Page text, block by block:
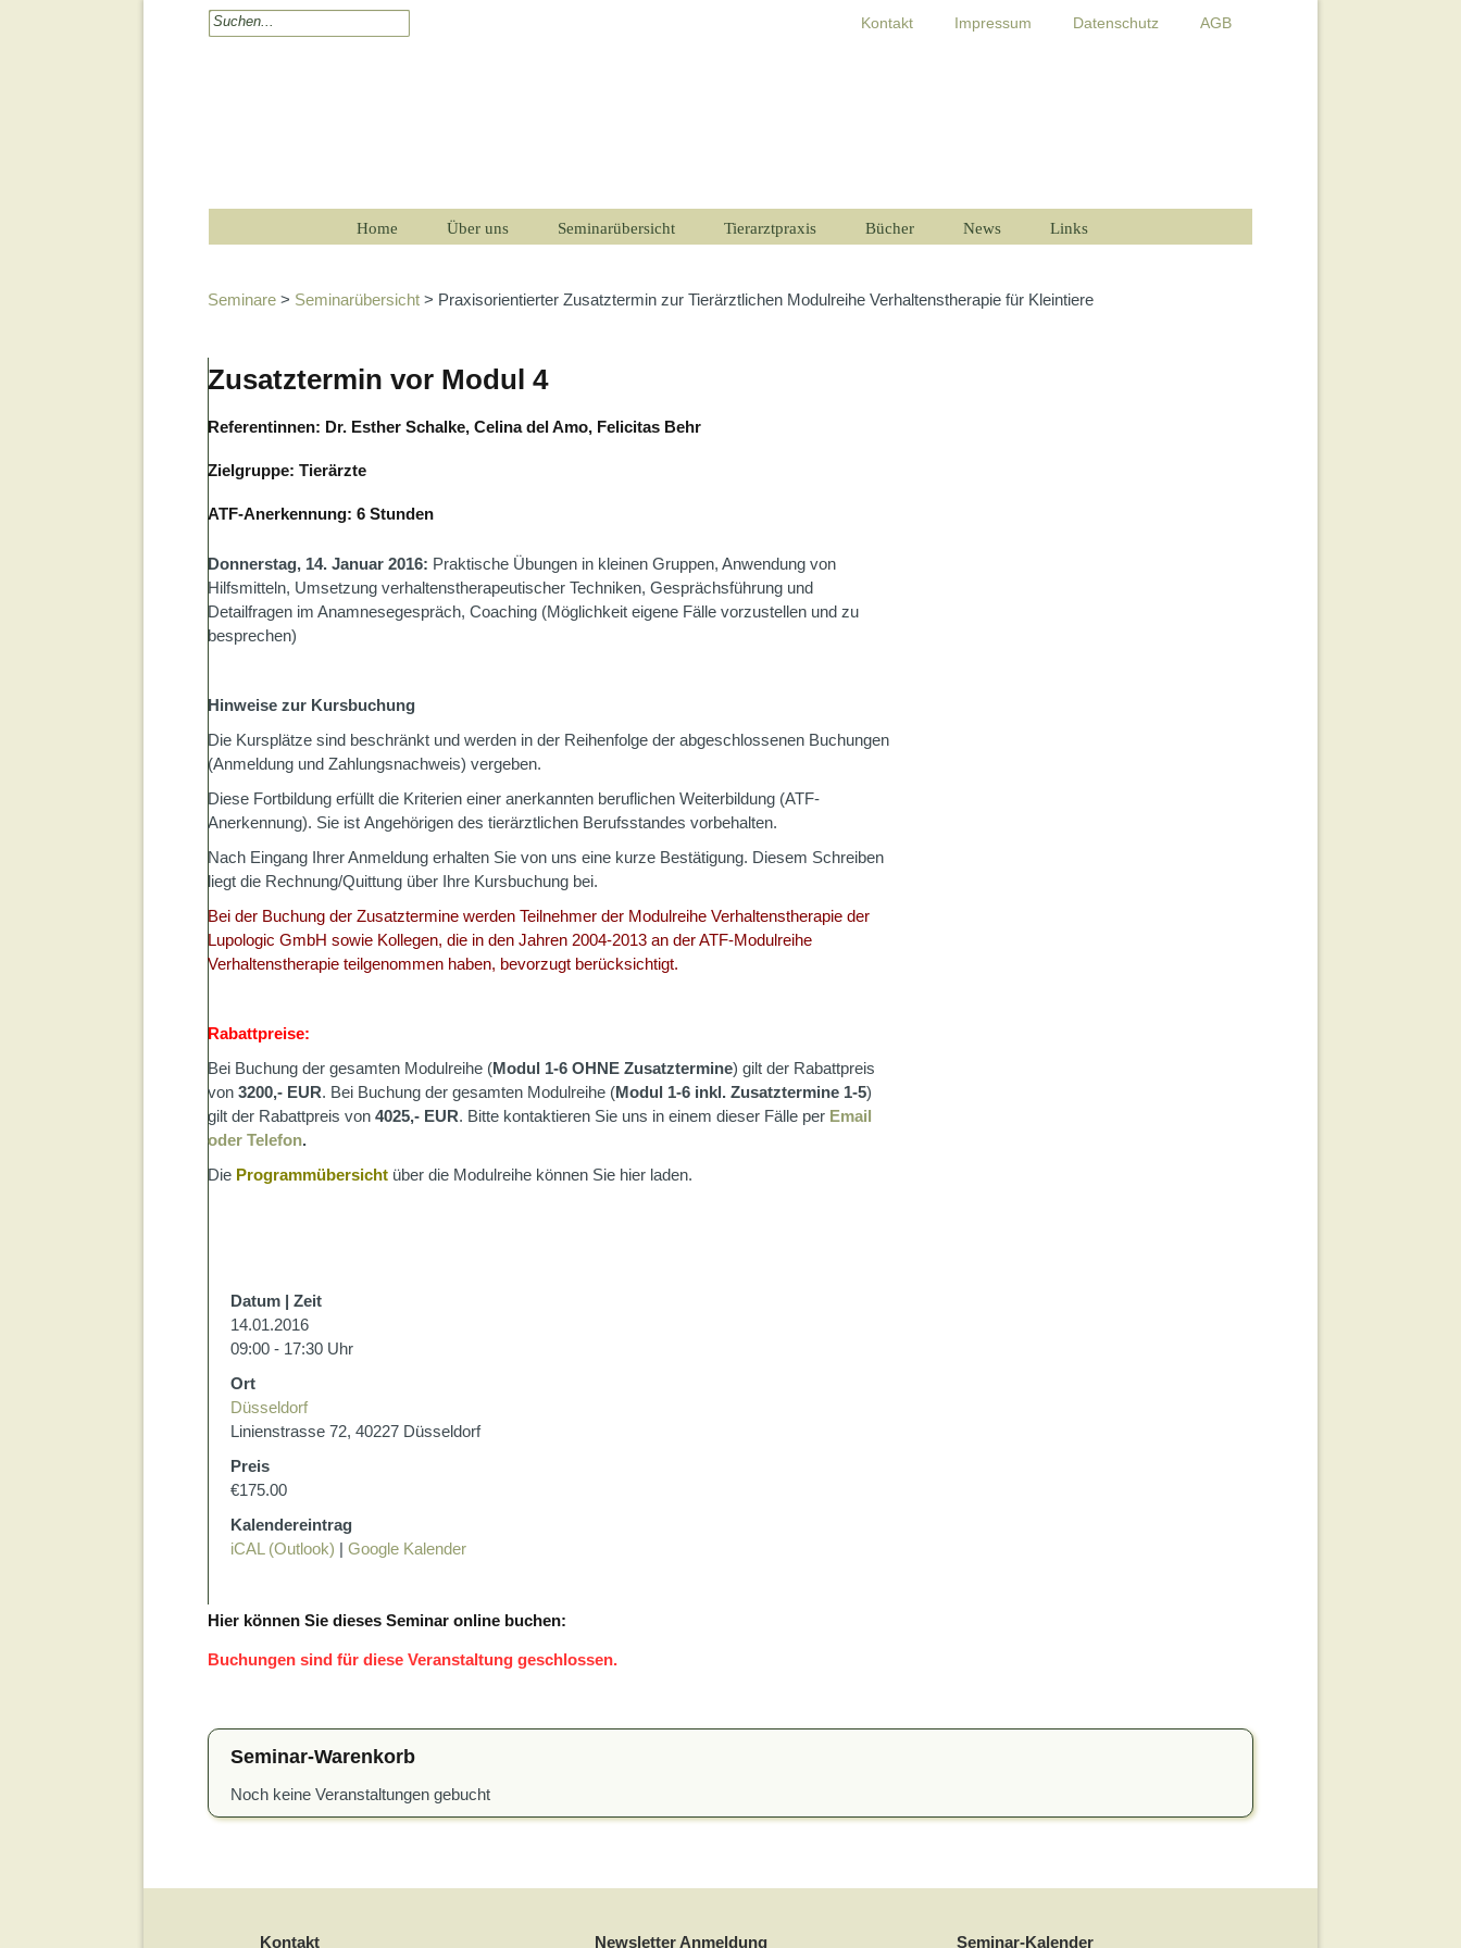
Kontakt Impressum Datenschutz AGB
Home Über uns Seminarübersicht Tierarztpraxis Bücher News Links
Seminare > Seminarübersicht > Praxisorientierter Zusatztermin zur Tierärztlichen Modulreihe Verhaltenstherapie für Kleintiere
Zusatztermin vor Modul 4
Referentinnen: Dr. Esther Schalke, Celina del Amo, Felicitas Behr
Zielgruppe: Tierärzte
ATF-Anerkennung: 6 Stunden
Donnerstag, 14. Januar 2016: Praktische Übungen in kleinen Gruppen, Anwendung von
Hilfsmitteln, Umsetzung verhaltenstherapeutischer Techniken, Gesprächsführung und
Detailfragen im Anamnesegespräch, Coaching (Möglichkeit eigene Fälle vorzustellen und zu
besprechen)
Hinweise zur Kursbuchung
Die Kursplätze sind beschränkt und werden in der Reihenfolge der abgeschlossenen Buchungen
(Anmeldung und Zahlungsnachweis) vergeben.
Diese Fortbildung erfüllt die Kriterien einer anerkannten beruflichen Weiterbildung (ATF-
Anerkennung). Sie ist Angehörigen des tierärztlichen Berufsstandes vorbehalten.
Nach Eingang Ihrer Anmeldung erhalten Sie von uns eine kurze Bestätigung. Diesem Schreiben
liegt die Rechnung/Quittung über Ihre Kursbuchung bei.
Bei der Buchung der Zusatztermine werden Teilnehmer der Modulreihe Verhaltenstherapie der
Lupologic GmbH sowie Kollegen, die in den Jahren 2004-2013 an der ATF-Modulreihe
Verhaltenstherapie teilgenommen haben, bevorzugt berücksichtigt.
Rabattpreise:
Bei Buchung der gesamten Modulreihe (Modul 1-6 OHNE Zusatztermine) gilt der Rabattpreis
von 3200,- EUR. Bei Buchung der gesamten Modulreihe (Modul 1-6 inkl. Zusatztermine 1-5)
gilt der Rabattpreis von 4025,- EUR. Bitte kontaktieren Sie uns in einem dieser Fälle per Email
oder Telefon.
Die Programmübersicht über die Modulreihe können Sie hier laden.
Datum | Zeit
14.01.2016
09:00 - 17:30 Uhr
Ort
Düsseldorf
Linienstrasse 72, 40227 Düsseldorf
Preis
€175.00
Kalendereintrag
iCAL (Outlook) | Google Kalender
Hier können Sie dieses Seminar online buchen:
Buchungen sind für diese Veranstaltung geschlossen.
Seminar-Warenkorb
Noch keine Veranstaltungen gebucht
Kontakt Newsletter Anmeldung Seminar-Kalender